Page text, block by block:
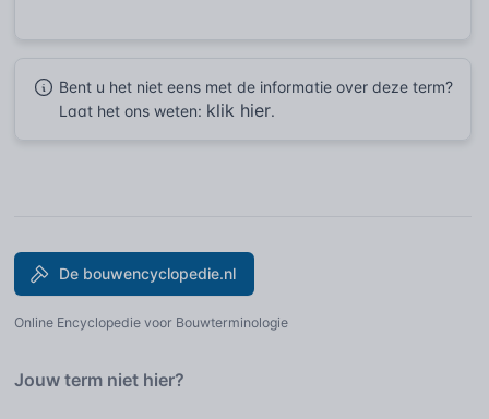
Bent u het niet eens met de informatie over deze term?
Laat het ons weten: klik hier.
De bouwencyclopedie.nl
Online Encyclopedie voor Bouwterminologie
Jouw term niet hier?